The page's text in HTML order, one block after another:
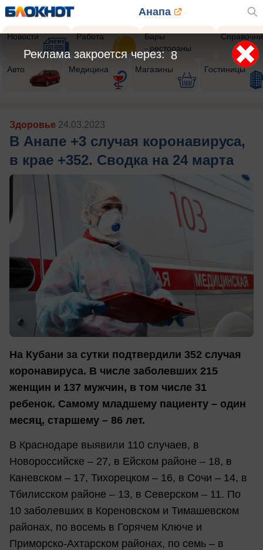
Анапа
Новости Работа
Бары
- рестораны
Авто Медицина Магазины Гостиницы
Здоровье 24.03.2023
В Анапе +3 случая коронавируса,
в крае +352. Сводка на 24 марта
На Кубани за сутки подтвердили 352 случая
коронавируса. В числе заболевших 215
женщин и 137 мужчин, в том числе 31
ребенок. Самому младшему пациенту – один
месяц, старшему – 86 лет.
В Краснодаре выявили 110 случаев, в
Новороссийске – 27, в Ейском районе – 18, в
Каневском – 17, Тихорецком – 16, в Сочи – 14, в
Тбилисском районе – 13, в Северском – 11. По
10 заболевших в Кореновском и Тимашевском
районах, по восемь в Горячем Ключе и
Приморско-Ахтарском районах, по семь – в
5
Реклама закроется через: